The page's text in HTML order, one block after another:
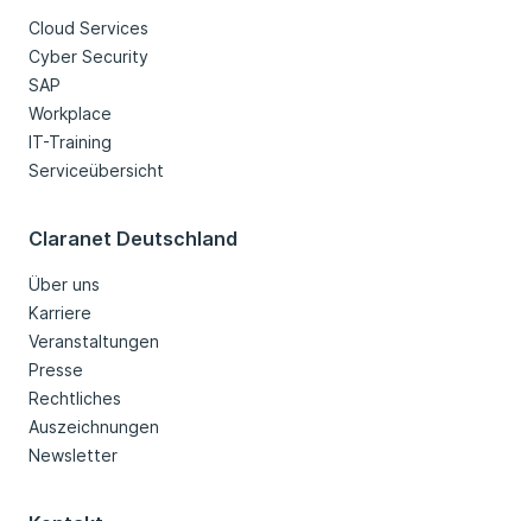
Cloud Services
Cyber Security
SAP
Workplace
IT-Training
Serviceübersicht
Claranet Deutschland
Über uns
Karriere
Veranstaltungen
Presse
Rechtliches
Auszeichnungen
Newsletter